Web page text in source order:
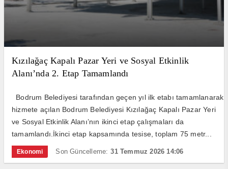
Kızılağaç Kapalı Pazar Yeri ve Sosyal Etkinlik
Alanı’nda 2. Etap Tamamlandı
Bodrum Belediyesi tarafından geçen yıl ilk etabı tamamlanarak
hizmete açılan Bodrum Belediyesi Kızılağaç Kapalı Pazar Yeri
ve Sosyal Etkinlik Alanı’nın ikinci etap çalışmaları da
tamamlandı.İkinci etap kapsamında tesise, toplam 75 metr...
Ekonomi Son Güncelleme: 31 Temmuz 2026 14:06